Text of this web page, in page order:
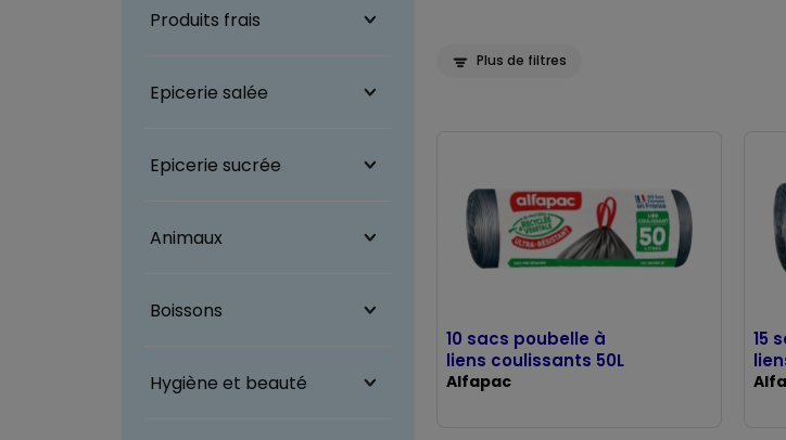
Produits frais
Epicerie salée
Epicerie sucrée
Animaux
Boissons
Hygiène et beauté
Plus de filtres
10 sacs poubelle à
liens coulissants 50L
Alfapac
15